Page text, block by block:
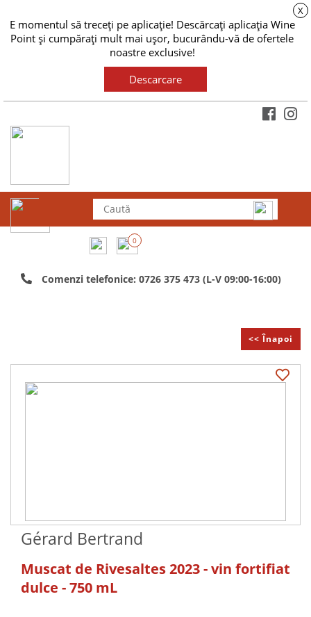
E momentul să treceți pe aplicație! Descărcați aplicația Wine
Point și cumpărați mult mai ușor, bucurându-vă de ofertele
noastre exclusive!
X
Descarcare
0
Comenzi telefonice: 0726 375 473 (L-V 09:00-16:00)
<< Înapoi
Gérard Bertrand
Muscat de Rivesaltes 2023 - vin fortifiat
dulce - 750 mL